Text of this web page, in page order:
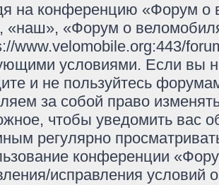
на конференцию «Форум о
«наш», «Форум о
www.velomobile.org:443/
условиями. Если вы
и не пользуйтесь
за собой право
чтобы уведомить вас
регулярно
конференции
исправления условий